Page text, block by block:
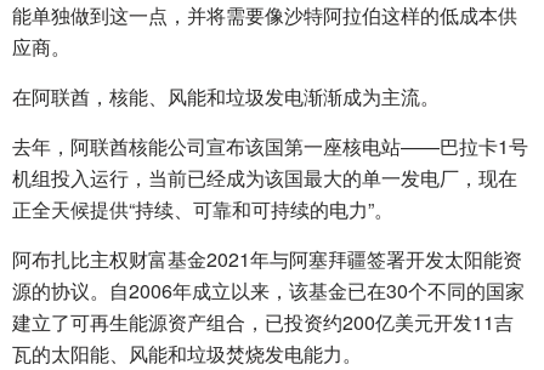
能单独做到这一点，并将需要像沙特阿拉伯这样的低成本供
应商。
在阿联酋，核能、风能和垃圾发电渐渐成为主流。
去年，阿联酋核能公司宣布该国第一座核电站——巴拉卡1号
机组投入运行，当前已经成为该国最大的单一发电厂，现在
正全天候提供“持续、可靠和可持续的电力”。
阿布扎比主权财富基金2021年与阿塞拜疆签署开发太阳能资
源的协议。自2006年成立以来，该基金已在30个不同的国家
建立了可再生能源资产组合，已投资约200亿美元开发11吉
瓦的太阳能、风能和垃圾焚烧发电能力。